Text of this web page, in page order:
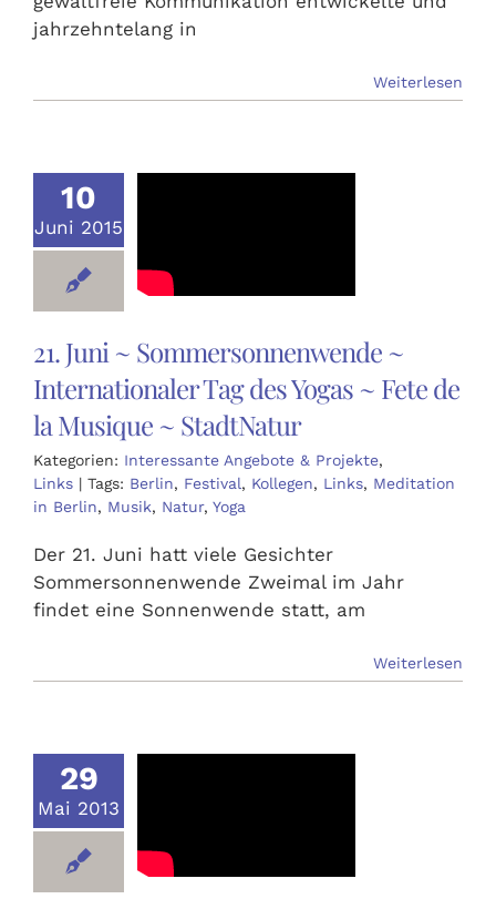
jahrzehntelang in
Weiterlesen
10
Juni 2015
21. Juni ~ Sommersonnenwende ~
Internationaler Tag des Yogas ~ Fete de
la Musique ~ StadtNatur
Kategorien: Interessante Angebote & Projekte,
Links | Tags: Berlin, Festival, Kollegen, Links, Meditation
in Berlin, Musik, Natur, Yoga
Der 21. Juni hatt viele Gesichter
Sommersonnenwende Zweimal im Jahr
findet eine Sonnenwende statt, am
Weiterlesen
29
Mai 2013